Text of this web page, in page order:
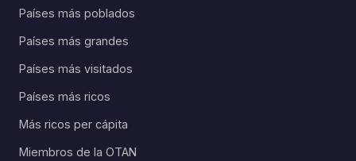
Países más poblados
Países más grandes
Países más visitados
Países más ricos
Más ricos per cápita
Miembros de la OTAN